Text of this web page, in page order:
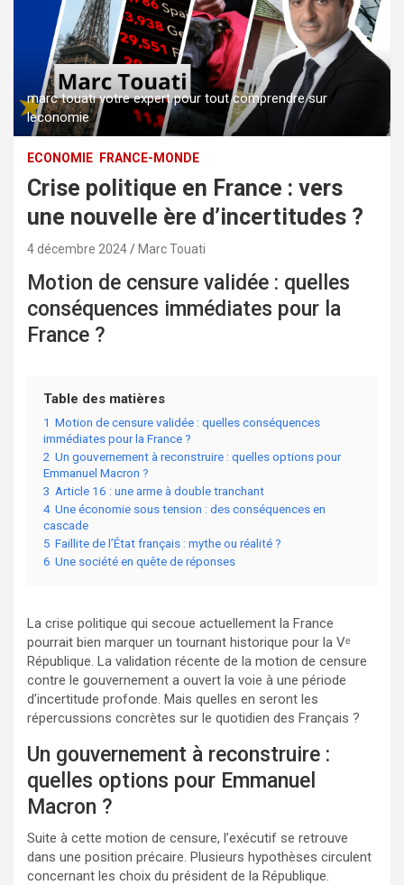
marc touati votre expert pour tout comprendre sur
leconomie
ECONOMIE FRANCE-MONDE
Crise politique en France : vers
une nouvelle ère d’incertitudes ?
4 décembre 2024 Marc Touati
Motion de censure validée : quelles
conséquences immédiates pour la
France ?
Table des matières
1 Motion de censure validée : quelles conséquences
immédiates pour la France ?
2 Un gouvernement à reconstruire : quelles options pour
Emmanuel Macron ?
3 Article 16 : une arme à double tranchant
4 Une économie sous tension : des conséquences en
cascade
5 Faillite de l’État français : mythe ou réalité ?
6 Une société en quête de réponses
La crise politique qui secoue actuellement la France
pourrait bien marquer un tournant historique pour la Vᵉ
République. La validation récente de la motion de censure
contre le gouvernement a ouvert la voie à une période
d’incertitude profonde. Mais quelles en seront les
répercussions concrètes sur le quotidien des Français ?
Un gouvernement à reconstruire :
quelles options pour Emmanuel
Macron ?
Suite à cette motion de censure, l’exécutif se retrouve
dans une position précaire. Plusieurs hypothèses circulent
concernant les choix du président de la République.